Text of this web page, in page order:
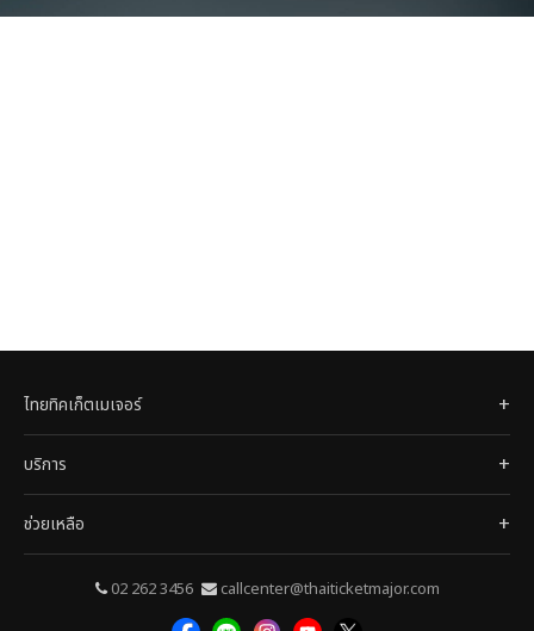
ไทยทิคเก็ตเมเจอร์
บริการ
ช่วยเหลือ
02 262 3456 callcenter@thaiticketmajor.com